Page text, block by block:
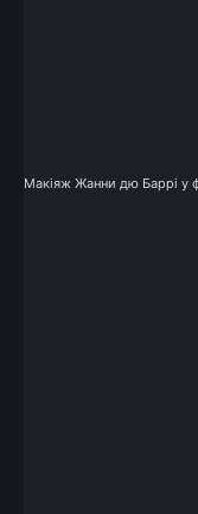
Макіяж Жанни дю Баррі у